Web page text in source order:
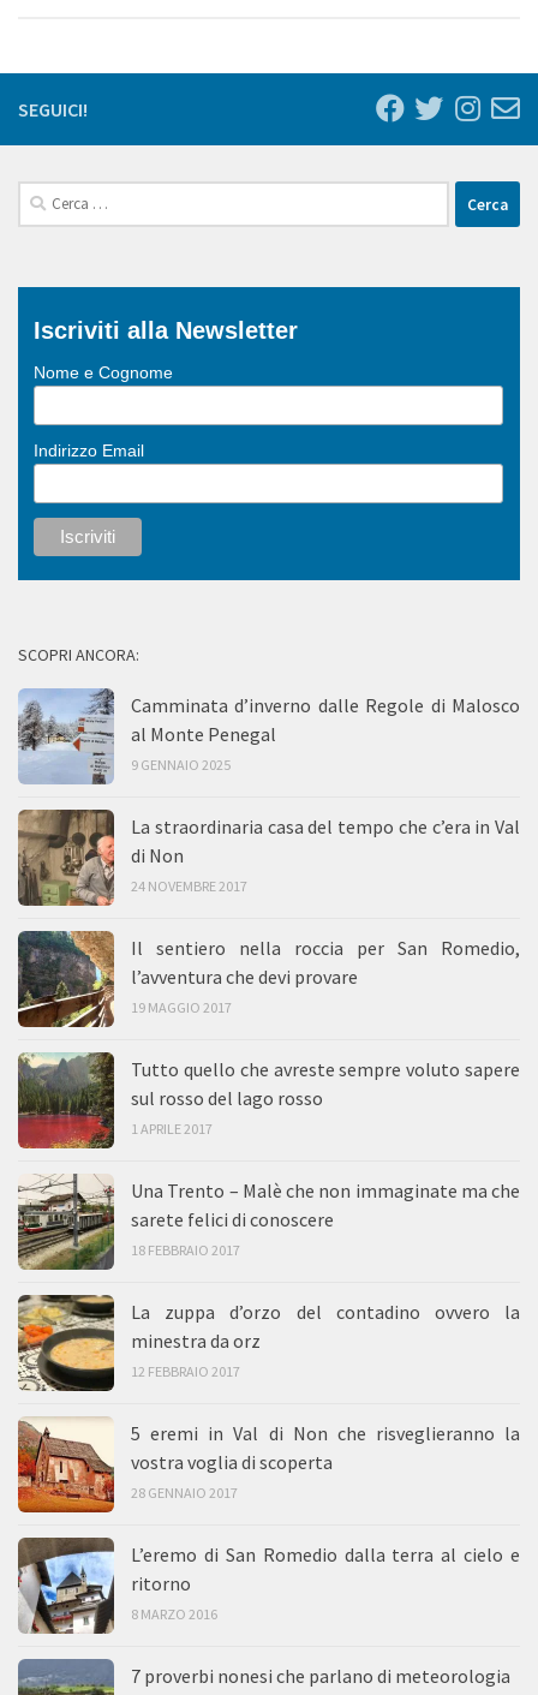
SEGUICI!
Ricerca
per:
Iscriviti alla Newsletter
Nome e Cognome
Indirizzo Email
SCOPRI ANCORA:
Camminata d’inverno dalle Regole di Malosco
al Monte Penegal
9 GENNAIO 2025
La straordinaria casa del tempo che c’era in Val
di Non
24 NOVEMBRE 2017
Il sentiero nella roccia per San Romedio,
l’avventura che devi provare
19 MAGGIO 2017
Tutto quello che avreste sempre voluto sapere
sul rosso del lago rosso
1 APRILE 2017
Una Trento – Malè che non immaginate ma che
sarete felici di conoscere
18 FEBBRAIO 2017
La zuppa d’orzo del contadino ovvero la
minestra da orz
12 FEBBRAIO 2017
5 eremi in Val di Non che risveglieranno la
vostra voglia di scoperta
28 GENNAIO 2017
L’eremo di San Romedio dalla terra al cielo e
ritorno
8 MARZO 2016
7 proverbi nonesi che parlano di meteorologia